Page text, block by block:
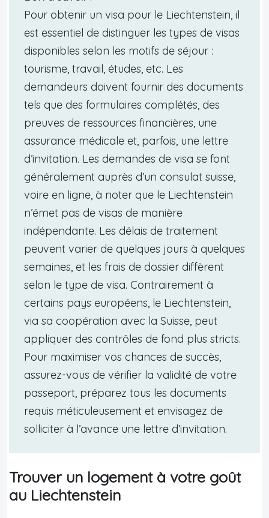
Pour obtenir un visa pour le Liechtenstein, il
est essentiel de distinguer les types de visas
disponibles selon les motifs de séjour :
tourisme, travail, études, etc. Les
demandeurs doivent fournir des documents
tels que des formulaires complétés, des
preuves de ressources financières, une
assurance médicale et, parfois, une lettre
d’invitation. Les demandes de visa se font
généralement auprès d’un consulat suisse,
voire en ligne, à noter que le Liechtenstein
n’émet pas de visas de manière
indépendante. Les délais de traitement
peuvent varier de quelques jours à quelques
semaines, et les frais de dossier diffèrent
selon le type de visa. Contrairement à
certains pays européens, le Liechtenstein,
via sa coopération avec la Suisse, peut
appliquer des contrôles de fond plus stricts.
Pour maximiser vos chances de succès,
assurez-vous de vérifier la validité de votre
passeport, préparez tous les documents
requis méticuleusement et envisagez de
solliciter à l’avance une lettre d’invitation.
Trouver un logement à votre goût
au Liechtenstein